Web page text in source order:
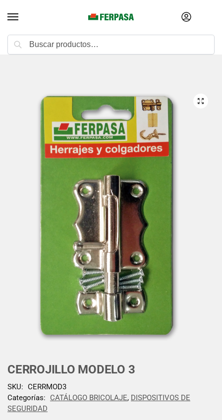
CERROJILLO MODELO 3
SKU: CERRMOD3
Categorías:
CATÁLOGO BRICOLAJE, DISPOSITIVOS DE
SEGURIDAD